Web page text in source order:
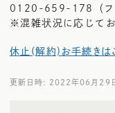
0120-659-178（フ
※混雑状況に応じて
休止(解約)お手続きは
更新日時: 2022年06月29